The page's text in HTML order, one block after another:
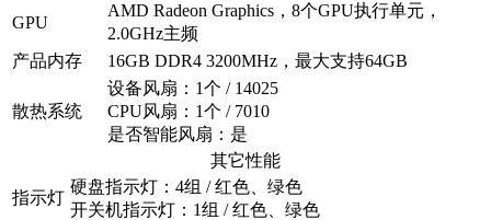
GPU
AMD Radeon Graphics，8个GPU执行单元，
2.0GHz主频
产品内存
16GB DDR4 3200MHz，最大支持64GB
散热系统
设备风扇：1个 / 14025
CPU风扇：1个 / 7010
是否智能风扇：是
其它性能
指示灯
硬盘指示灯：4组 / 红色、绿色
开关机指示灯：1组 / 红色、绿色